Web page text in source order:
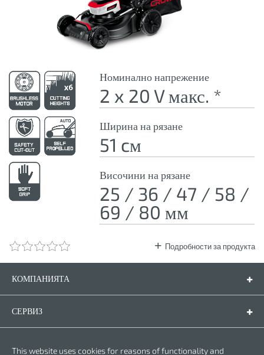
Номинално напрежение
2 x 20 V макс. *
Ширина на рязане
51 cм
Височини на рязане
25 / 36 / 47 / 58 /
69 / 80 мм
Подробности за продукта
КОМПАНИЯТА
СЕРВИЗ
Гаранционни условия
This website uses cookies for reasons of functionality and